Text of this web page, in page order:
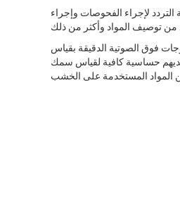
لإجراء الفحوصات وإجراء
فوق الصوتية الدقيقة بقياس
لديهم حساسية كافية لقياس سمك